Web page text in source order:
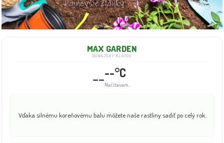
MAX GARDEN
DUNAJSKÝ KLÁTOV
----°C
Načítavam...
Letná záhrada v plnej sile. Vyberte si u nás tie najkrajšie solitérne stromy.